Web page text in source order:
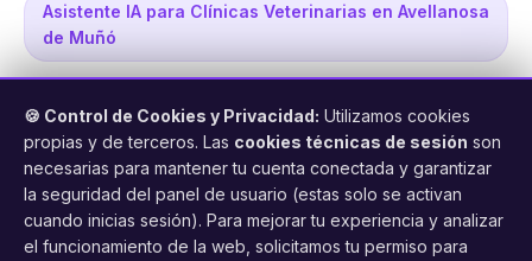
Asistente IA para Clínicas Veterinarias en Avellanosa
de Muñó
FacilCita
🍪 Control de Cookies y Privacidad: Utilizamos cookies
propias y de terceros. Las cookies técnicas de sesión son
necesarias para mantener tu cuenta conectada y garantizar
la seguridad del panel de usuario (estas solo se activan
cuando inicias sesión). Para mejorar tu experiencia y analizar
el funcionamiento de la web, solicitamos tu permiso para